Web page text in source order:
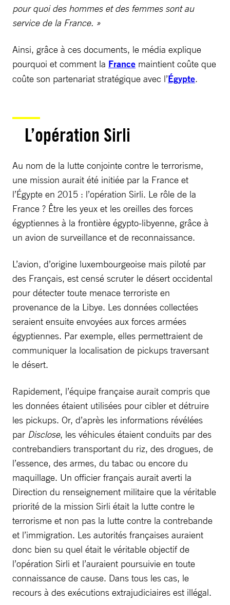
pour quoi des hommes et des femmes sont au
service de la France. »
Ainsi, grâce à ces documents, le média explique
pourquoi et comment la France maintient coûte que
coûte son partenariat stratégique avec l’Égypte.
L’opération Sirli
Au nom de la lutte conjointe contre le terrorisme,
une mission aurait été initiée par la France et
l’Égypte en 2015 : l’opération Sirli. Le rôle de la
France ? Être les yeux et les oreilles des forces
égyptiennes à la frontière égypto-libyenne, grâce à
un avion de surveillance et de reconnaissance.
L’avion, d’origine luxembourgeoise mais piloté par
des Français, est censé scruter le désert occidental
pour détecter toute menace terroriste en
provenance de la Libye. Les données collectées
seraient ensuite envoyées aux forces armées
égyptiennes. Par exemple, elles permettraient de
communiquer la localisation de pickups traversant
le désert.
Rapidement, l’équipe française aurait compris que
les données étaient utilisées pour cibler et détruire
les pickups. Or, d’après les informations révélées
par Disclose, les véhicules étaient conduits par des
contrebandiers transportant du riz, des drogues, de
l’essence, des armes, du tabac ou encore du
maquillage. Un officier français aurait averti la
Direction du renseignement militaire que la véritable
priorité de la mission Sirli était la lutte contre le
terrorisme et non pas la lutte contre la contrebande
et l’immigration. Les autorités françaises auraient
donc bien su quel était le véritable objectif de
l’opération Sirli et l’auraient poursuivie en toute
connaissance de cause. Dans tous les cas, le
recours à des exécutions extrajudiciaires est illégal.